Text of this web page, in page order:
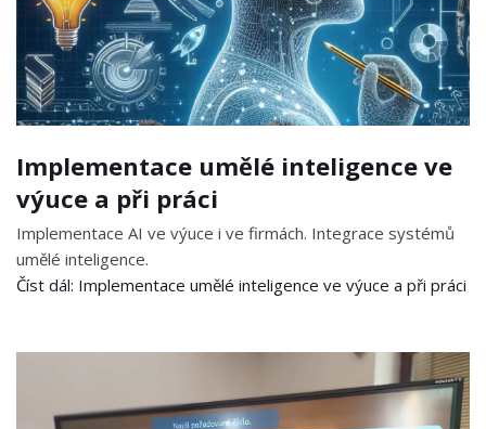
Implementace umělé inteligence ve
výuce a při práci
Implementace AI ve výuce i ve firmách. Integrace systémů
umělé inteligence.
Číst dál: Implementace umělé inteligence ve výuce a při práci